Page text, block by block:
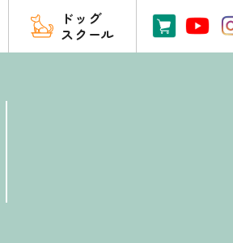
ドッグ
スクール